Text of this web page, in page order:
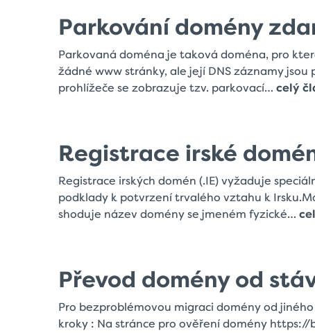
Parkování domény
Parkovaná doména je taková doména, pro
žádné www stránky, ale její DNS záznamy
prohlížeče se zobrazuje tzv. parkovací… celý
Registrace irské
Registrace irských domén (.IE) vyžaduje
podklady k potvrzení trvalého vztahu k
shoduje název domény se jmeném fyzické…
Převod domény od
Pro bezproblémovou migraci domény od
kroky : Na stránce pro ověření domény